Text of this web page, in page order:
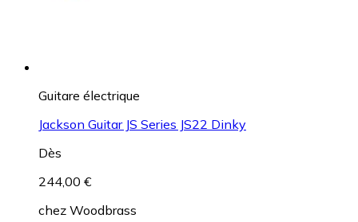
Guitare électrique
Jackson Guitar JS Series JS22 Dinky
Dès
244,00 €
chez Woodbrass